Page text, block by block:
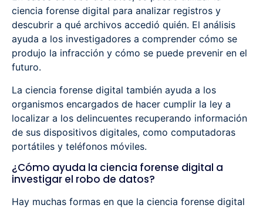
ciencia forense digital para analizar registros y
descubrir a qué archivos accedió quién. El análisis
ayuda a los investigadores a comprender cómo se
produjo la infracción y cómo se puede prevenir en el
futuro.
La ciencia forense digital también ayuda a los
organismos encargados de hacer cumplir la ley a
localizar a los delincuentes recuperando información
de sus dispositivos digitales, como computadoras
portátiles y teléfonos móviles.
¿Cómo ayuda la ciencia forense digital a
investigar el robo de datos?
Hay muchas formas en que la ciencia forense digital